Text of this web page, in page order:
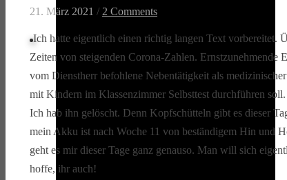
21. März 2021 / 2 Comments
Ich hatte eigentlich einen richtig langen Text vorbereitet.
Zeiten von steigenden Corona-Zahlen. Ernstzunehmende
vom Dienstherr befohlene Nebentätigkeit als
mit Kindern im Klassenzimmer Selbsttest durchführen soll.
Ich hab ihn gelöscht. Denn Kopfschütteln gibt es dieser
mein Akku ist nach Woche 11 von beständigem Hin und
geht es mir dieser Tage ganz genauso. Man will sich
hoffe, ihr auch!